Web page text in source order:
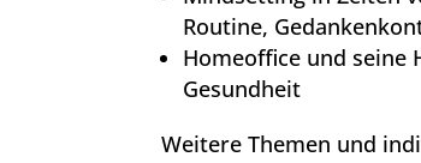
Routine,
Homeoffice und seine
Gesundheit
Weitere Themen und